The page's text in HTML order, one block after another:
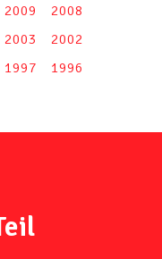
2009
2008
2003
2002
1997 1996